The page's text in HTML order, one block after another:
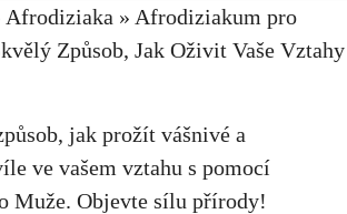
Afrodiziaka » Afrodiziakum pro
Způsob, Jak Oživit Vaše Vztahy
jak prožít vášnivé a
ve vašem vztahu s pomocí
Muže. Objevte sílu přírody!